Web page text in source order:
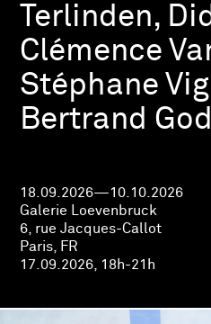
Terlinden,
Clémence
Stéphane
Bertrand
18.09.2026—10.10.2026
Galerie Loevenbruck
6, rue Jacques-Callot
Paris, FR
17.09.2026, 18h-21h